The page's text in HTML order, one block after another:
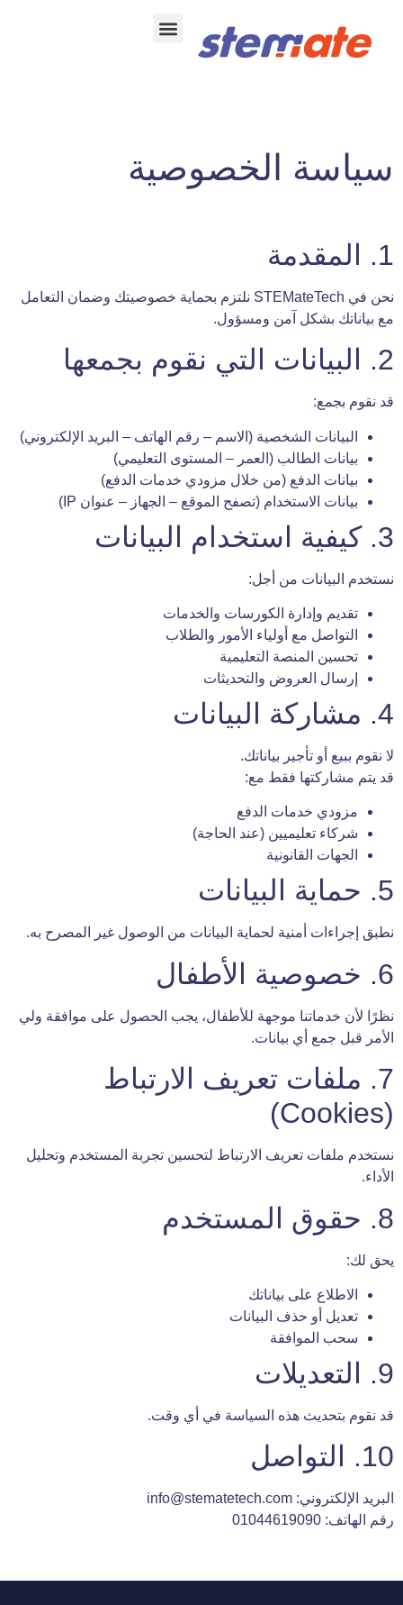
سياسة الخصوصية
1. المقدمة
نحن في STEMateTech نلتزم بحماية خصوصيتك وضمان التعامل
مع بياناتك بشكل آمن ومسؤول.
2. البيانات التي نقوم بجمعها
قد نقوم بجمع:
البيانات الشخصية (الاسم – رقم الهاتف – البريد الإلكتروني)
بيانات الطالب (العمر – المستوى التعليمي)
بيانات الدفع (من خلال مزودي خدمات الدفع)
بيانات الاستخدام (تصفح الموقع – الجهاز – عنوان IP)
3. كيفية استخدام البيانات
نستخدم البيانات من أجل:
تقديم وإدارة الكورسات والخدمات
التواصل مع أولياء الأمور والطلاب
تحسين المنصة التعليمية
إرسال العروض والتحديثات
4. مشاركة البيانات
لا نقوم ببيع أو تأجير بياناتك.
قد يتم مشاركتها فقط مع:
مزودي خدمات الدفع
شركاء تعليميين (عند الحاجة)
الجهات القانونية
5. حماية البيانات
نطبق إجراءات أمنية لحماية البيانات من الوصول غير المصرح به.
6. خصوصية الأطفال
نظرًا لأن خدماتنا موجهة للأطفال، يجب الحصول على موافقة ولي
الأمر قبل جمع أي بيانات.
7. ملفات تعريف الارتباط
(Cookies)
نستخدم ملفات تعريف الارتباط لتحسين تجربة المستخدم وتحليل
الأداء.
8. حقوق المستخدم
يحق لك:
الاطلاع على بياناتك
تعديل أو حذف البيانات
سحب الموافقة
9. التعديلات
قد نقوم بتحديث هذه السياسة في أي وقت.
10. التواصل
البريد الإلكتروني: info@stematetech.com
رقم الهاتف: 01044619090